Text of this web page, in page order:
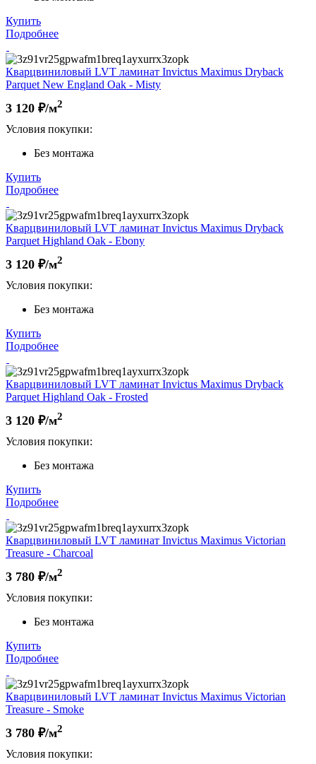
Купить
Подробнее
Кварцвиниловый LVT ламинат Invictus Maximus Dryback
Parquet New England Oak - Misty
3 120 ₽/м2
Условия покупки:
Без монтажа
Купить
Подробнее
Кварцвиниловый LVT ламинат Invictus Maximus Dryback
Parquet Highland Oak - Ebony
3 120 ₽/м2
Условия покупки:
Без монтажа
Купить
Подробнее
Кварцвиниловый LVT ламинат Invictus Maximus Dryback
Parquet Highland Oak - Frosted
3 120 ₽/м2
Условия покупки:
Без монтажа
Купить
Подробнее
Кварцвиниловый LVT ламинат Invictus Maximus Victorian
Treasure - Charcoal
3 780 ₽/м2
Условия покупки:
Без монтажа
Купить
Подробнее
Кварцвиниловый LVT ламинат Invictus Maximus Victorian
Treasure - Smoke
3 780 ₽/м2
Условия покупки: